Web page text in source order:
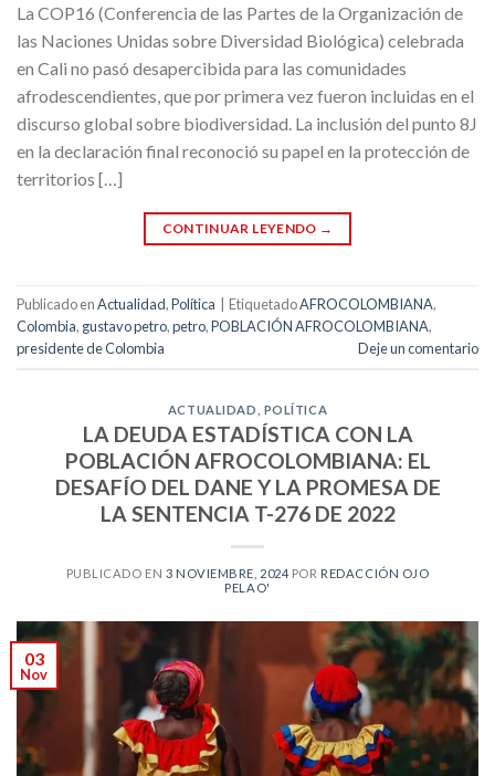
La COP16 (Conferencia de las Partes de la Organización de
las Naciones Unidas sobre Diversidad Biológica) celebrada
en Cali no pasó desapercibida para las comunidades
afrodescendientes, que por primera vez fueron incluidas en el
discurso global sobre biodiversidad. La inclusión del punto 8J
en la declaración final reconoció su papel en la protección de
territorios […]
CONTINUAR LEYENDO →
Publicado enActualidad,Política EtiquetadoAFROCOLOMBIANA,
Colombia, gustavo petro,petro,POBLACIÓN AFROCOLOMBIANA,
presidente de Colombia
Deje un comentario
ACTUALIDAD POLÍTICA
LA DEUDA ESTADÍSTICA CON LA
POBLACIÓN AFROCOLOMBIANA: EL
DESAFÍO DEL DANE Y LA PROMESA DE
LA SENTENCIA T-276 DE 2022
PUBLICADO EN 3 NOVIEMBRE, 2024 POR REDACCIÓN OJO
PELAO'
03
Nov